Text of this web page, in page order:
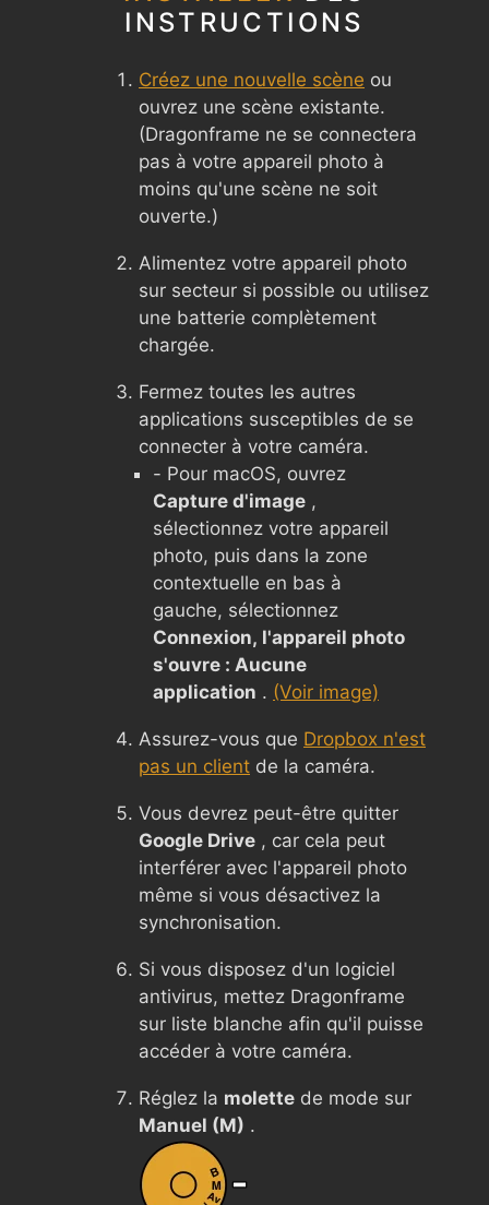
INSTRUCTIONS
Créez une nouvelle scène ou
ouvrez une scène existante.
(Dragonframe ne se connectera
pas à votre appareil photo à
moins qu'une scène ne soit
ouverte.)
Alimentez votre appareil photo
sur secteur si possible ou utilisez
une batterie complètement
chargée.
Fermez toutes les autres
applications susceptibles de se
connecter à votre caméra.
- Pour macOS, ouvrez
Capture d'image ,
sélectionnez votre appareil
photo, puis dans la zone
contextuelle en bas à
gauche, sélectionnez
Connexion, l'appareil photo
s'ouvre : Aucune
application . (Voir image)
Assurez-vous que Dropbox n'est
pas un client de la caméra.
Vous devrez peut-être quitter
Google Drive , car cela peut
interférer avec l'appareil photo
même si vous désactivez la
synchronisation.
Si vous disposez d'un logiciel
antivirus, mettez Dragonframe
sur liste blanche afin qu'il puisse
accéder à votre caméra.
Réglez la molette de mode sur
Manuel (M) .